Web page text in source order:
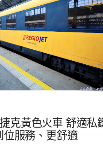
克黃色火車 舒適私
位服務、更舒適